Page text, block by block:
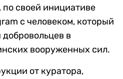
своей инициативе
с человеком, который
в
вооруженных сил.
от куратора,